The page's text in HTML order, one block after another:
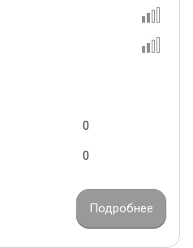
0
0
Подробнее